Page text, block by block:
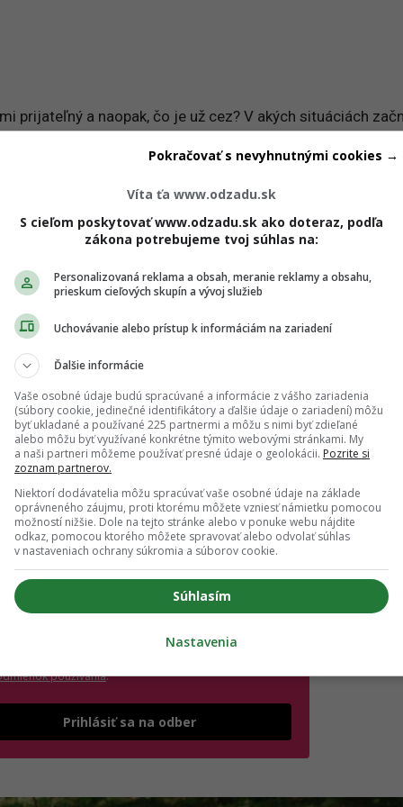
prijateľný a naopak, čo je už cez? V akých situáciách
výraznú vekovú nerovnosť medzi sebou? Na tieto, ale aj
odborníčka.
psychologičky sú dnes vekovo rozdielne vzťahy vo
v minulosti.„Tento posun je výsledkom zmien v
a právnych predpisoch,“
vysvetľuje.
ti nič neutečie! 💌
vedieť o najnovšom Girls' Point evente ako prvá?
sa na odber e-mailových newslettrov.
si nezabudni skontrolovať e-mail a potvrď
platnú e-mailovú adresu
chcem dostávať marketingové novinky,
na eventy a inšpiráciu od Girls' Point a
partnerov. Odhlásiť sa môžeš kedykoľvek.
so spracovaním mojich osobných údajov v súlade
používania(otvorí sa v novom okne)
.*
Prihlásiť sa na odber
Víta ťa www.odzadu.sk
S cieľom poskytovať www.odzadu.sk ako doteraz, podľa
zákona potrebujeme tvoj súhlas na:
Personalizovaná reklama a obsah, meranie reklamy a obsahu,
prieskum cieľových skupín a vývoj služieb
Uchovávanie alebo prístup k informáciám na zariadení
Ďalšie informácie
Vaše osobné údaje budú spracúvané a informácie z vášho zariadenia
(súbory cookie, jedinečné identifikátory a ďalšie údaje o zariadení) môžu
byť ukladané a používané 225 partnermi a môžu s nimi byť zdieľané
alebo môžu byť využívané konkrétne týmito webovými stránkami. My
a naši partneri môžeme používať presné údaje o geolokácii. Pozrite si
zoznam partnerov.
Niektorí dodávatelia môžu spracúvať vaše osobné údaje na základe
oprávneného záujmu, proti ktorému môžete vzniesť námietku pomocou
možností nižšie. Dole na tejto stránke alebo v ponuke webu nájdite
odkaz, pomocou ktorého môžete spravovať alebo odvolať súhlas
v nastaveniach ochrany súkromia a súborov cookie.
Súhlasím
Pokračovať s nevyhnutnými cookies →
Nastavenia